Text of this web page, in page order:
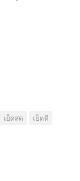
เย็ดสด
เย็ดหี